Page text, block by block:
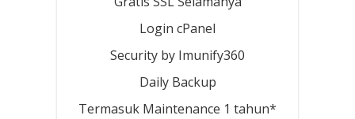
Login cPanel
Security by Imunify360
Daily Backup
Termasuk Maintenance 1 tahun*